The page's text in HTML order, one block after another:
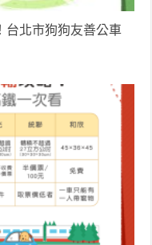
台北市狗狗友善公車